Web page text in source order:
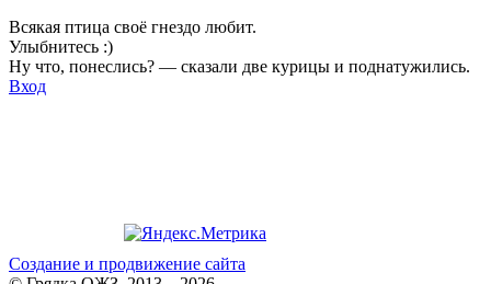
Всякая птица своё гнездо любит.
Улыбнитесь :)
Ну что, понеслись? — сказали две курицы и поднатужились.
Вход
Создание и продвижение сайта